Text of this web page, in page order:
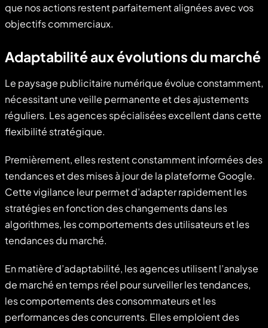
que nos actions restent parfaitement alignées avec vos
objectifs commerciaux.
Adaptabilité aux évolutions du marché
Le paysage publicitaire numérique évolue constamment,
nécessitant une veille permanente et des ajustements
réguliers. Les agences spécialisées excellent dans cette
flexibilité stratégique.
Premièrement, elles restent constamment informées des
tendances et des mises à jour de la plateforme Google.
Cette vigilance leur permet d’adapter rapidement les
stratégies en fonction des changements dans les
algorithmes, les comportements des utilisateurs et les
tendances du marché.
En matière d’adaptabilité, les agences utilisent l’analyse
de marché en temps réel pour surveiller les tendances,
les comportements des consommateurs et les
performances des concurrents. Elles emploient des